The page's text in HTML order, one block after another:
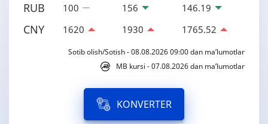
RUB 100 156 146.19
CNY 1620 1930 1765.52
Sotib olish/Sotish - 08.08.2026 09:00 dan ma’lumotlar
MB kursi - 07.08.2026 dan ma’lumotlar
KONVERTER